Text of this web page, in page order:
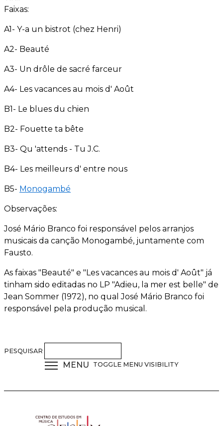
Faixas:
A1- Y-a un bistrot (chez Henri)
A2- Beauté
A3- Un drôle de sacré farceur
A4- Les vacances au mois d' Août
B1- Le blues du chien
B2- Fouette ta bête
B3- Qu 'attends - Tu J.C.
B4- Les meilleurs d' entre nous
B5- Monogambé
Observações:
José Mário Branco foi responsável pelos arranjos
musicais da canção Monogambé, juntamente com
Fausto.
As faixas "Beauté" e "Les vacances au mois d' Août" já
tinham sido editadas no LP "Adieu, la mer est belle" de
Jean Sommer (1972), no qual José Mário Branco foi
responsável pela produção musical.
PESQUISAR
MENU TOGGLE MENU VISIBILITY